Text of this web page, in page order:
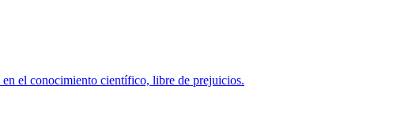
el conocimiento científico, libre de prejuicios.